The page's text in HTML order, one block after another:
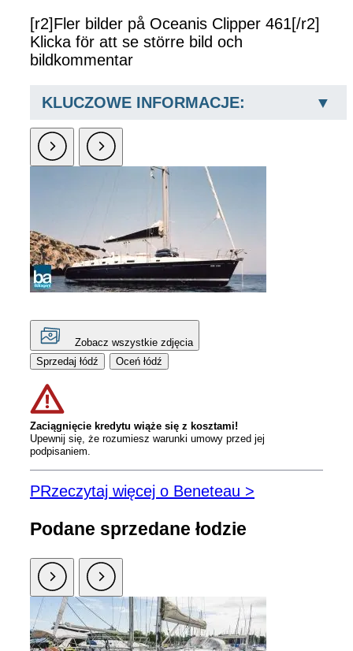
[r2]Fler bilder på Oceanis Clipper 461[/r2]
Klicka för att se större bild och
bildkommentar
KLUCZOWE INFORMACJE:
Zobacz wszystkie zdjęcia
Sprzedaj łódź
Oceń łódź
Zaciągnięcie kredytu wiąże się z kosztami!
Upewnij się, że rozumiesz warunki umowy przed jej
podpisaniem.
PRzeczytaj więcej o Beneteau >
Podane sprzedane łodzie